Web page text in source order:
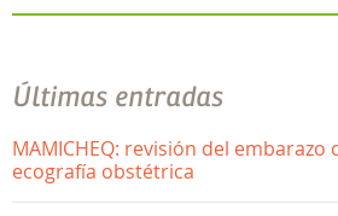
Últimas entradas
MAMICHEQ: revisión del embarazo
ecografía obstétrica